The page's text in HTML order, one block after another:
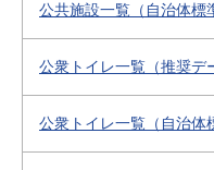
公共施設一覧（自治体標
公衆トイレ一覧（推奨デ
公衆トイレ一覧（自治体